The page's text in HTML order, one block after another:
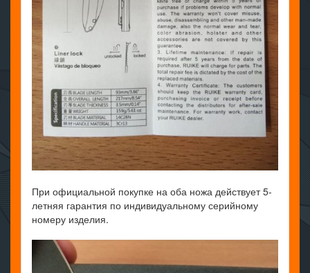
При официальной покупке на оба ножа действует 5-
летняя гарантия по индивидуальному серийному
номеру изделия.